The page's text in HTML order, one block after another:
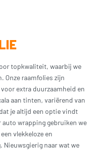
topkwaliteit, waarbij we
Onze raamfolies zijn
extra duurzaamheid en
aan tinten, variërend van
je altijd een optie vindt
wrapping gebruiken we
vlekkeloze en
naar wat we